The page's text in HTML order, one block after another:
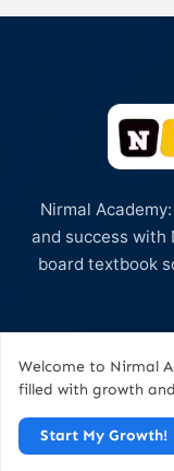
Nirmal
and success with
board textbook
Welcome to Nirmal
filled with growth and
Start My Growth!